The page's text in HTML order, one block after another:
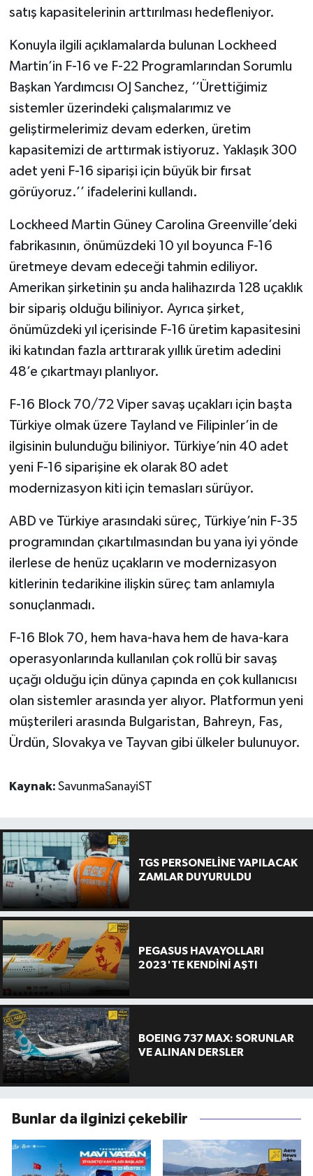
satış kapasitelerinin arttırılması hedefleniyor.
Konuyla ilgili açıklamalarda bulunan Lockheed
Martin’in F-16 ve F-22 Programlarından Sorumlu
Başkan Yardımcısı OJ Sanchez, ‘’Ürettiğimiz
sistemler üzerindeki çalışmalarımız ve
geliştirmelerimiz devam ederken, üretim
kapasitemizi de arttırmak istiyoruz. Yaklaşık 300
adet yeni F-16 siparişi için büyük bir fırsat
görüyoruz.’’ ifadelerini kullandı.
Lockheed Martin Güney Carolina Greenville’deki
fabrikasının, önümüzdeki 10 yıl boyunca F-16
üretmeye devam edeceği tahmin ediliyor.
Amerikan şirketinin şu anda halihazırda 128 uçaklık
bir sipariş olduğu biliniyor. Ayrıca şirket,
önümüzdeki yıl içerisinde F-16 üretim kapasitesini
iki katından fazla arttırarak yıllık üretim adedini
48’e çıkartmayı planlıyor.
F-16 Block 70/72 Viper savaş uçakları için başta
Türkiye olmak üzere Tayland ve Filipinler’in de
ilgisinin bulunduğu biliniyor. Türkiye’nin 40 adet
yeni F-16 siparişine ek olarak 80 adet
modernizasyon kiti için temasları sürüyor.
ABD ve Türkiye arasındaki süreç, Türkiye’nin F-35
programından çıkartılmasından bu yana iyi yönde
ilerlese de henüz uçakların ve modernizasyon
kitlerinin tedarikine ilişkin süreç tam anlamıyla
sonuçlanmadı.
F-16 Blok 70, hem hava-hava hem de hava-kara
operasyonlarında kullanılan çok rollü bir savaş
uçağı olduğu için dünya çapında en çok kullanıcısı
olan sistemler arasında yer alıyor. Platformun yeni
müşterileri arasında Bulgaristan, Bahreyn, Fas,
Ürdün, Slovakya ve Tayvan gibi ülkeler bulunuyor.
Kaynak: SavunmaSanayiST
TGS PERSONELİNE YAPILACAK
ZAMLAR DUYURULDU
PEGASUS HAVAYOLLARI
2023'TE KENDİNİ AŞTI
BOEING 737 MAX: SORUNLAR
VE ALINAN DERSLER
Bunlar da ilginizi çekebilir